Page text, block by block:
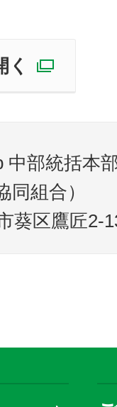
中部統括本
組合）
葵区鷹匠2-